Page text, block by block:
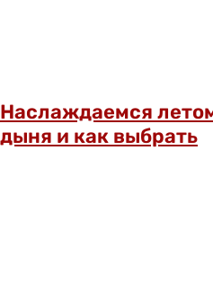
Наслаждаемся
дыня и как выбрать